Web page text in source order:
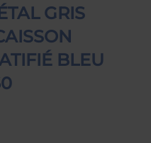
GRIS
BLEU